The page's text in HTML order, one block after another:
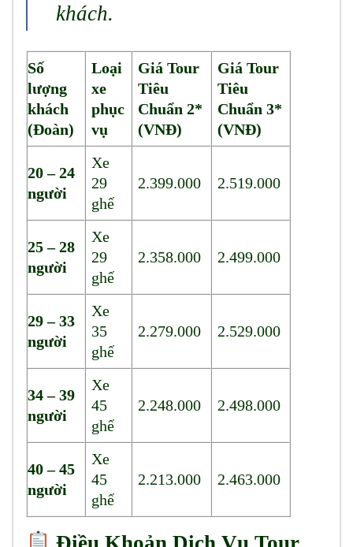
khách.
Số
lượng
khách
(Đoàn)
Loại
xe
phục
vụ
Giá Tour
Tiêu
Chuẩn 2*
(VNĐ)
Giá Tour
Tiêu
Chuẩn 3*
(VNĐ)
20 – 24
người
Xe
29
ghế
2.399.000 2.519.000
25 – 28
người
Xe
29
ghế
2.358.000 2.499.000
29 – 33
người
Xe
35
ghế
2.279.000 2.529.000
34 – 39
người
Xe
45
ghế
2.248.000 2.498.000
40 – 45
người
Xe
45
ghế
2.213.000 2.463.000